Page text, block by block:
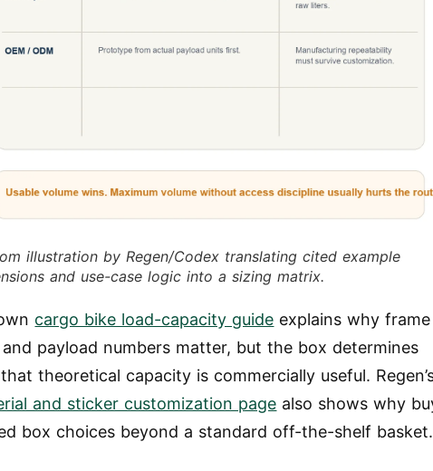
illustration by Regen/Codex translating cited example
and use-case logic into a sizing matrix.
cargo bike load-capacity guide explains why frame
payload numbers matter, but the box determines
theoretical capacity is commercially useful.
and sticker customization page also shows why
box choices beyond a standard off-the-shelf basket.